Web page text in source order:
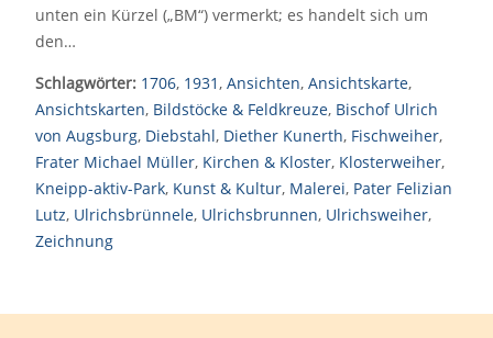
unten ein Kürzel („BM“) vermerkt; es handelt sich um
den…
Schlagwörter: 1706, 1931, Ansichten, Ansichtskarte,
Ansichtskarten, Bildstöcke & Feldkreuze, Bischof Ulrich
von Augsburg, Diebstahl, Diether Kunerth, Fischweiher,
Frater Michael Müller, Kirchen & Kloster, Klosterweiher,
Kneipp-aktiv-Park, Kunst & Kultur, Malerei, Pater Felizian
Lutz, Ulrichsbrünnele, Ulrichsbrunnen, Ulrichsweiher,
Zeichnung